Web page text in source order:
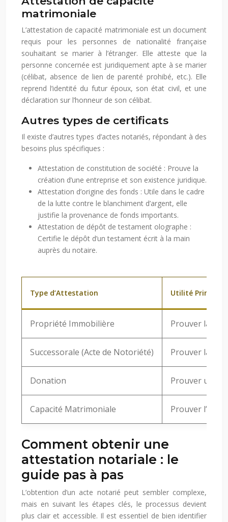
matrimoniale
L’attestation de capacité matrimoniale est un document
requis pour les personnes de nationalité française
souhaitant se marier à l’étranger. Elle atteste que la
personne concernée est juridiquement apte à se marier
(célibat, absence de lien de parenté prohibé, etc.). Elle
reprend l’identité du futur époux, son état civil, et une
déclaration sur l’honneur de son célibat.
Autres types de certificats
Il existe d’autres types d’actes notariés, répondant à des
besoins plus spécifiques :
Attestation de constitution de société : Prouve la
création d’une entreprise et son existence juridique.
Attestation d’origine des fonds : Utile dans le cadre
de la lutte contre le blanchiment d’argent, elle
justifie la provenance de fonds importants.
Attestation de dépôt de testament olographe :
Certifie le dépôt d’un testament écrit à la main
auprès du notaire.
Type d’Attestation Utilité
Propriété Immobilière Prouver la
Successorale (Acte de Notoriété) Prouver la
Donation Prouver une
Capacité Matrimoniale Prouver
Comment obtenir une
attestation notariale : le
guide pas à pas
L’obtention d’un acte notarié peut sembler complexe,
mais en suivant les étapes clés, le processus devient
plus clair et accessible. Il est essentiel de bien identifier